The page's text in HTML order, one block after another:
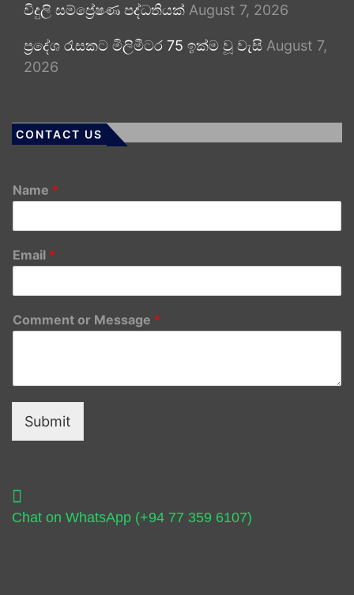
විදුලි සම්ප්‍රේෂණ පද්ධතියක් August 7, 2026
ප්‍රදේශ රැසකට මිලිමීටර 75 ඉක්ම වූ වැසි August 7,
2026
CONTACT US
Name *
Email *
Comment or Message *
Submit
Chat on WhatsApp (+94 77 359 6107)